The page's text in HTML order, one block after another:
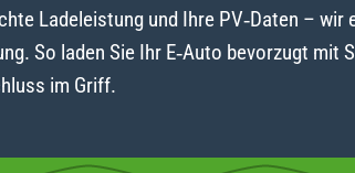
Ladeleistung und Ihre PV‑Daten – wir
So laden Sie Ihr E‑Auto bevorzugt mit
im Griff.